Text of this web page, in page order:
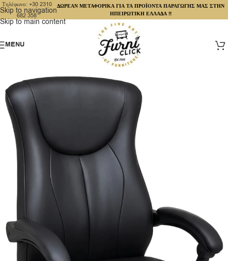
Skip to navigation
Skip to main content
Τηλέφωνο: +30 2310
682 358
ΔΩΡΕΑΝ ΜΕΤΑΦΟΡΙΚΑ ΓΙΑ ΤΑ ΠΡΟΪΟΝΤΑ ΠΑΡΑΓΩΓΗΣ ΜΑΣ ΣΤΗΝ
ΗΠΕΙΡΩΤΙΚΗ ΕΛΛΑΔΑ !!
MENU